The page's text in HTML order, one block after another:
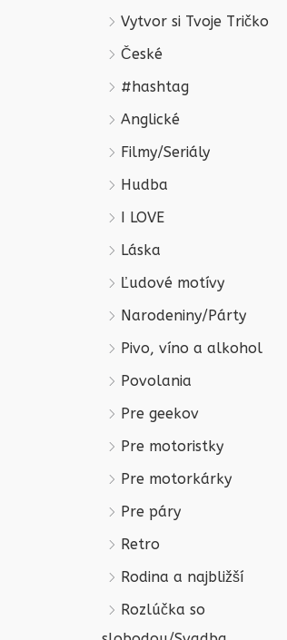
Vytvor si Tvoje Tričko
České
#hashtag
Anglické
Filmy/Seriály
Hudba
I LOVE
Láska
Ľudové motívy
Narodeniny/Párty
Pivo, víno a alkohol
Povolania
Pre geekov
Pre motoristky
Pre motorkárky
Pre páry
Retro
Rodina a najbližší
Rozlúčka so